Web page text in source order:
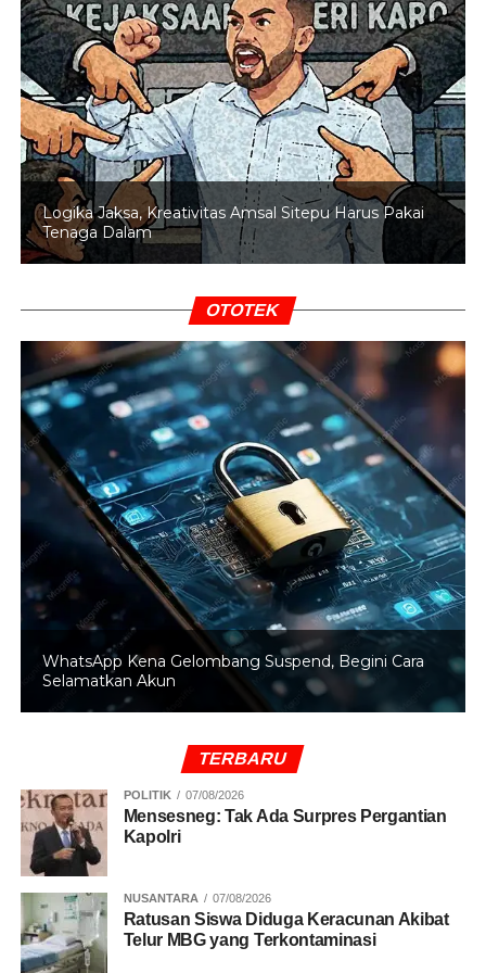
terpaksa menembak kakinya untuk menghentikan aksi
perlawanan tersangka.
“Dalam proses penangkapan, tersangka melakukan
perlawanan yang mengancam keselamatan petugas
sehingga terpaksa dihentikan dengan tindakan tegas
terukur,” ujarnya.
BACA JUGA 11 Warga Jadi Tersangka
Pembakaran Kandang Ayam di Padarincang
Kasus ini menjadi pengingat bagi masyarakat untuk
dan menghindari tindakan kekerasan dalam
menyelesaikan masalah.
(Mun/Ari Wibowo)
RELATED TOPICS: ORANG TUA DI BAKAR PEMBAKARAN
Polda Riau Ungkap Penyelundupan 90 Kg Sabu
dari Malaysia
DON'T MISS
Kronologi Kecelakaan yang Merenggut Nyawa
Bendum Partai Demokrat Renville Antonio
Logika Jaksa, Kreativitas Amsal Sitepu Harus Pakai
Tenaga Dalam
OTOTEK
WhatsApp Kena Gelombang Suspend, Begini Cara
Selamatkan Akun
TERBARU
POLITIK 07/08/2026
Mensesneg: Tak Ada Surpres Pergantian
Kapolri
NUSANTARA 07/08/2026
Ratusan Siswa Diduga Keracunan Akibat
Telur MBG yang Terkontaminasi